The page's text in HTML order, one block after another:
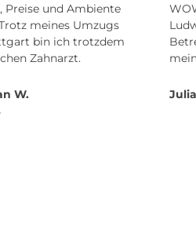
Preise und Ambiente
meines Umzugs
bin ich trotzdem
Zahnarzt.
W.